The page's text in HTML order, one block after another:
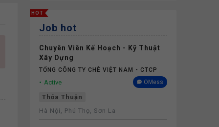
HOT
Job hot
Chuyên Viên Kế Hoạch - Kỹ Thuật
Xây Dựng
TỔNG CÔNG TY CHÈ VIỆT NAM - CTCP
Active OMess
Thỏa Thuận
Hà Nội, Phú Thọ, Sơn La